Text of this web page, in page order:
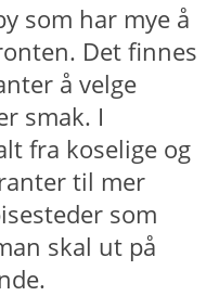
som har mye å
Det finnes
å velge
smak. I
fra koselige og
til mer
som
skal ut på